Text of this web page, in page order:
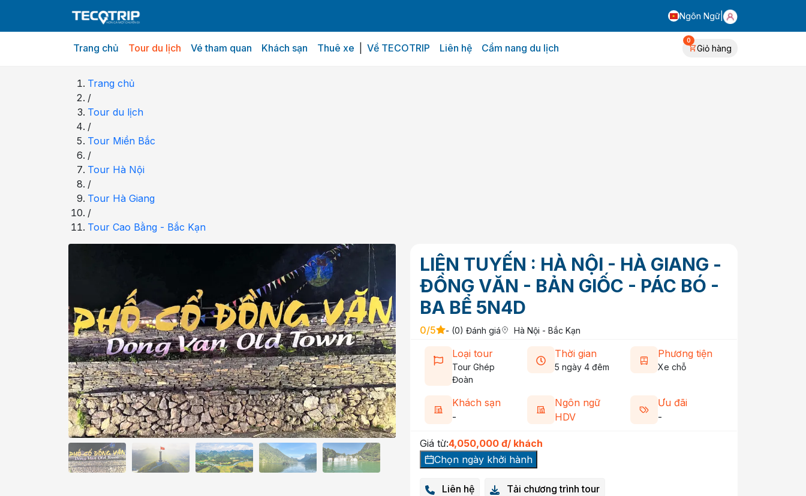
Ngôn Ngữ
Trang chủ Tour du lịch Vé tham quan Khách sạn Thuê xe Về TECOTRIP Liên hệ Cẩm nang du lịch Giỏ hàng
0
Trang chủ
/
Tour du lịch
/
Tour Miền Bắc
/
Tour Hà Nội
/
Tour Hà Giang
/
Tour Cao Bằng - Bắc Kạn
LIÊN TUYẾN : HÀ NỘI - HÀ GIANG -
ĐỒNG VĂN - BẢN GIỐC - PÁC BÓ -
BA BỂ 5N4D
0/5 - (0) Đánh giá Hà Nội - Bắc Kạn
Loại tour
Tour Ghép
Đoàn
Thời gian
5 ngày 4 đêm
Phương tiện
Xe chỗ
Khách sạn
-
Ngôn ngữ
HDV
Ưu đãi
-
Giá từ:4,050,000 đ/ khách
Chọn ngày khởi hành
Liên hệ Tải chương trình tour